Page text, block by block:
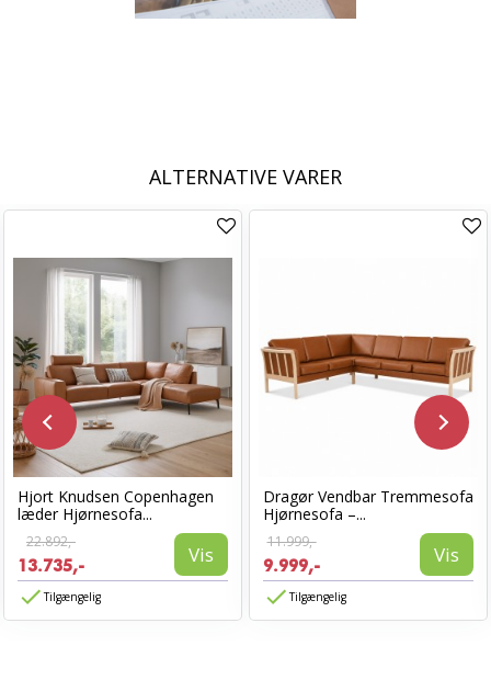
ALTERNATIVE VARER
Hjort Knudsen Copenhagen
læder Hjørnesofa...
22.892,-
13.735,- Vis
Tilgængelig
Dragør Vendbar Tremmesofa
Hjørnesofa –...
11.999,-
9.999,- Vis
Tilgængelig